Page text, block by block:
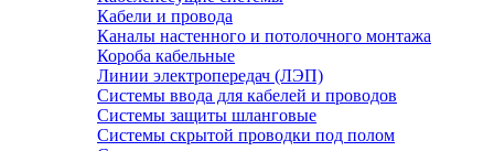
Кабели и провода
Каналы настенного и потолочного монтажа
Короба кабельные
Линии электропередач (ЛЭП)
Системы ввода для кабелей и проводов
Системы защиты шланговые
Системы скрытой проводки под полом